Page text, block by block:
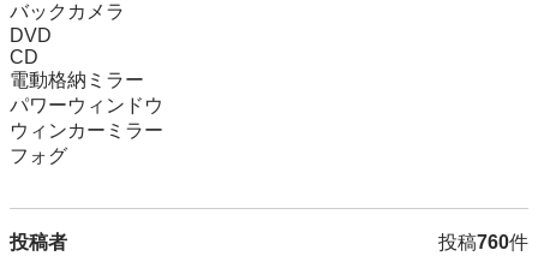
バックカメラ
DVD
CD
電動格納ミラー
パワーウィンドウ
ウィンカーミラー
フォグ
投稿者 投稿760件